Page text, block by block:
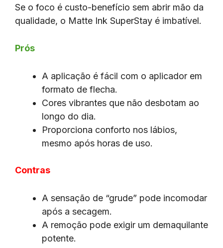
Se o foco é custo-benefício sem abrir mão da
qualidade, o Matte Ink SuperStay é imbatível.
Prós
A aplicação é fácil com o aplicador em
formato de flecha.
Cores vibrantes que não desbotam ao
longo do dia.
Proporciona conforto nos lábios,
mesmo após horas de uso.
Contras
A sensação de “grude” pode incomodar
após a secagem.
A remoção pode exigir um demaquilante
potente.